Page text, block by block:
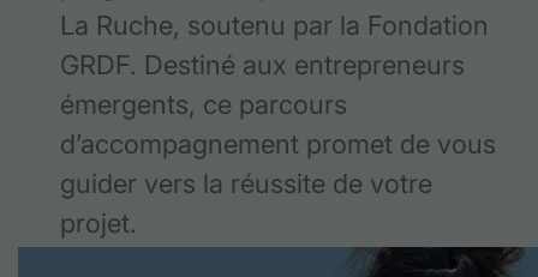
La Ruche, soutenu par la Fondation
GRDF. Destiné aux entrepreneurs
émergents, ce parcours
d’accompagnement promet de vous
guider vers la réussite de votre
projet.